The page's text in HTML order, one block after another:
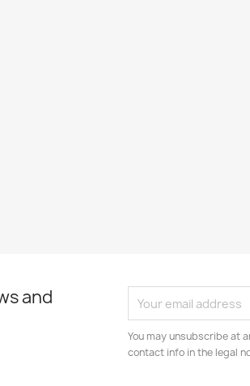
and
You may unsubscribe at
contact info in the legal